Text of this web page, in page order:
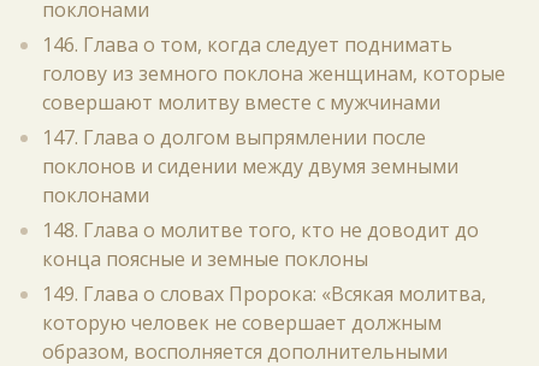
поклонами
146. Глава о том, когда следует поднимать
голову из земного поклона женщинам, которые
совершают молитву вместе с мужчинами
147. Глава о долгом выпрямлении после
поклонов и сидении между двумя земными
поклонами
148. Глава о молитве того, кто не доводит до
конца поясные и земные поклоны
149. Глава о словах Пророка: «Всякая молитва,
которую человек не совершает должным
образом, восполняется дополнительными